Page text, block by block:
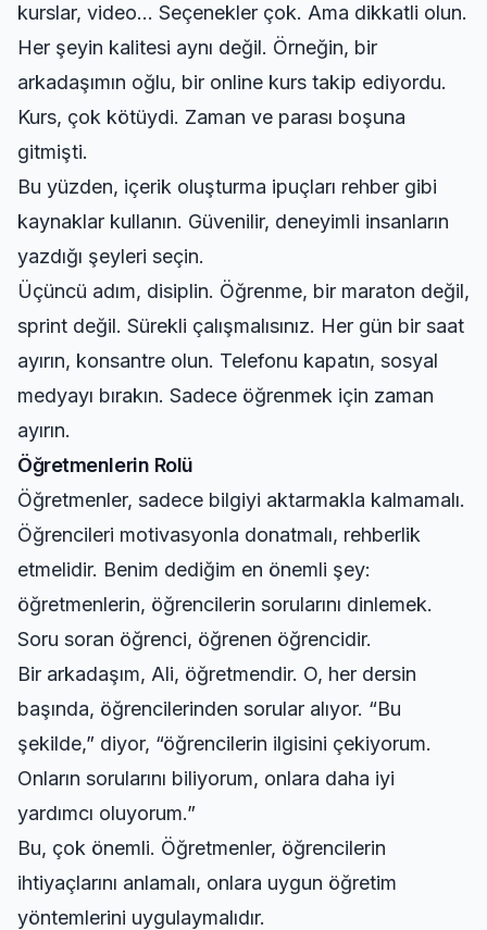
kurslar, video… Seçenekler çok. Ama dikkatli olun.
Her şeyin kalitesi aynı değil. Örneğin, bir
arkadaşımın oğlu, bir online kurs takip ediyordu.
Kurs, çok kötüydi. Zaman ve parası boşuna
gitmişti.
Bu yüzden, içerik oluşturma ipuçları rehber gibi
kaynaklar kullanın. Güvenilir, deneyimli insanların
yazdığı şeyleri seçin.
Üçüncü adım, disiplin. Öğrenme, bir maraton değil,
sprint değil. Sürekli çalışmalısınız. Her gün bir saat
ayırın, konsantre olun. Telefonu kapatın, sosyal
medyayı bırakın. Sadece öğrenmek için zaman
ayırın.
Öğretmenlerin Rolü
Öğretmenler, sadece bilgiyi aktarmakla kalmamalı.
Öğrencileri motivasyonla donatmalı, rehberlik
etmelidir. Benim dediğim en önemli şey:
öğretmenlerin, öğrencilerin sorularını dinlemek.
Soru soran öğrenci, öğrenen öğrencidir.
Bir arkadaşım, Ali, öğretmendir. O, her dersin
başında, öğrencilerinden sorular alıyor. “Bu
şekilde,” diyor, “öğrencilerin ilgisini çekiyorum.
Onların sorularını biliyorum, onlara daha iyi
yardımcı oluyorum.”
Bu, çok önemli. Öğretmenler, öğrencilerin
ihtiyaçlarını anlamalı, onlara uygun öğretim
yöntemlerini uygulaymalıdır.